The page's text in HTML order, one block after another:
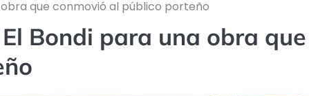
que conmovió al público porteño
Bondi para una obra que